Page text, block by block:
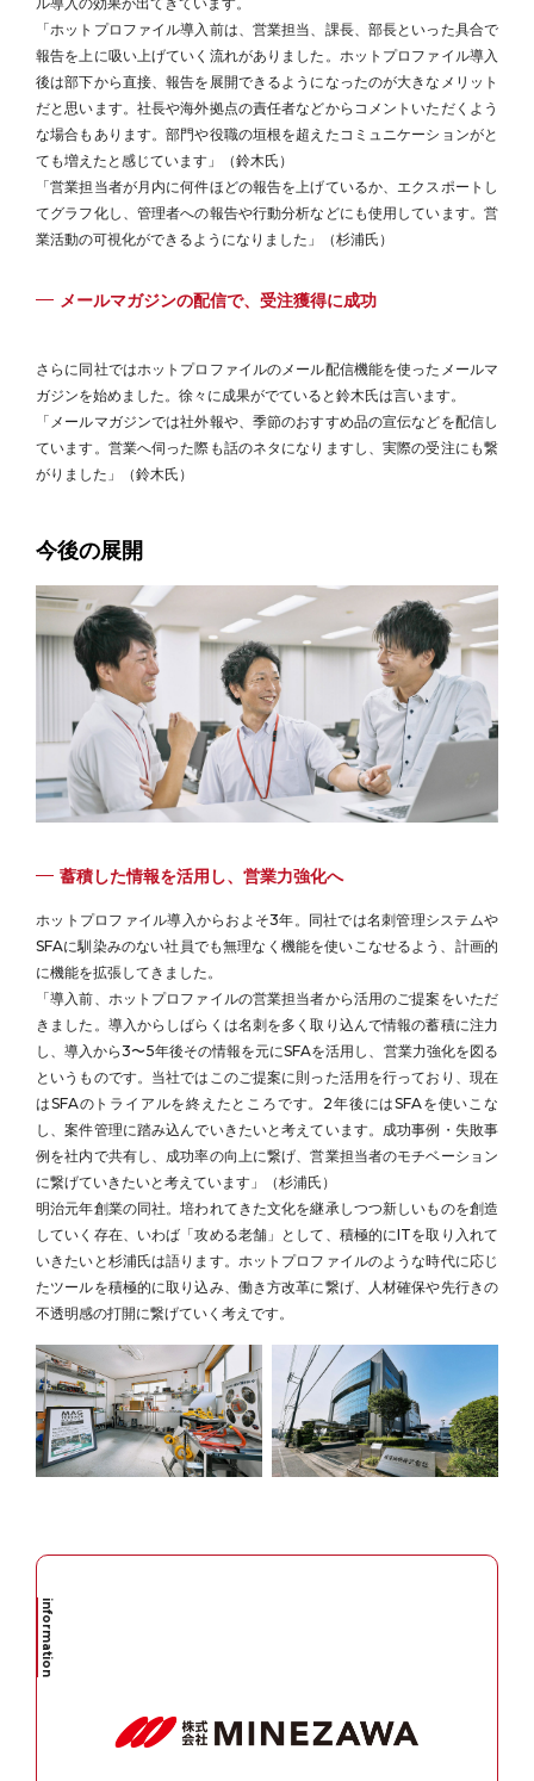
「ホットプロファイル導入前は、営業担当、課長、部長といった具合で
報告を上に吸い上げていく流れがありました。ホットプロファイル導入
後は部下から直接、報告を展開できるようになったのが大きなメリット
だと思います。社長や海外拠点の責任者などからコメントいただくよう
な場合もあります。部門や役職の垣根を超えたコミュニケーションがと
ても増えたと感じています」（鈴木氏）
「営業担当者が月内に何件ほどの報告を上げているか、エクスポートし
てグラフ化し、管理者への報告や行動分析などにも使用しています。営
業活動の可視化ができるようになりました」（杉浦氏）
メールマガジンの配信で、受注獲得に成功
さらに同社ではホットプロファイルのメール配信機能を使ったメールマ
ガジンを始めました。徐々に成果がでていると鈴木氏は言います。
「メールマガジンでは社外報や、季節のおすすめ品の宣伝などを配信し
ています。営業へ伺った際も話のネタになりますし、実際の受注にも繋
がりました」（鈴木氏）
今後の展開
蓄積した情報を活用し、営業力強化へ
ホットプロファイル導入からおよそ3年。同社では名刺管理システムや
SFAに馴染みのない社員でも無理なく機能を使いこなせるよう、計画的
に機能を拡張してきました。
「導入前、ホットプロファイルの営業担当者から活用のご提案をいただ
きました。導入からしばらくは名刺を多く取り込んで情報の蓄積に注力
し、導入から3〜5年後その情報を元にSFAを活用し、営業力強化を図る
というものです。当社ではこのご提案に則った活用を行っており、現在
はSFAのトライアルを終えたところです。2年後にはSFAを使いこな
し、案件管理に踏み込んでいきたいと考えています。成功事例・失敗事
例を社内で共有し、成功率の向上に繋げ、営業担当者のモチベーション
に繋げていきたいと考えています」（杉浦氏）
明治元年創業の同社。培われてきた文化を継承しつつ新しいものを創造
していく存在、いわば「攻める老舗」として、積極的にITを取り入れて
いきたいと杉浦氏は語ります。ホットプロファイルのような時代に応じ
たツールを積極的に取り込み、働き方改革に繋げ、人材確保や先行きの
不透明感の打開に繋げていく考えです。